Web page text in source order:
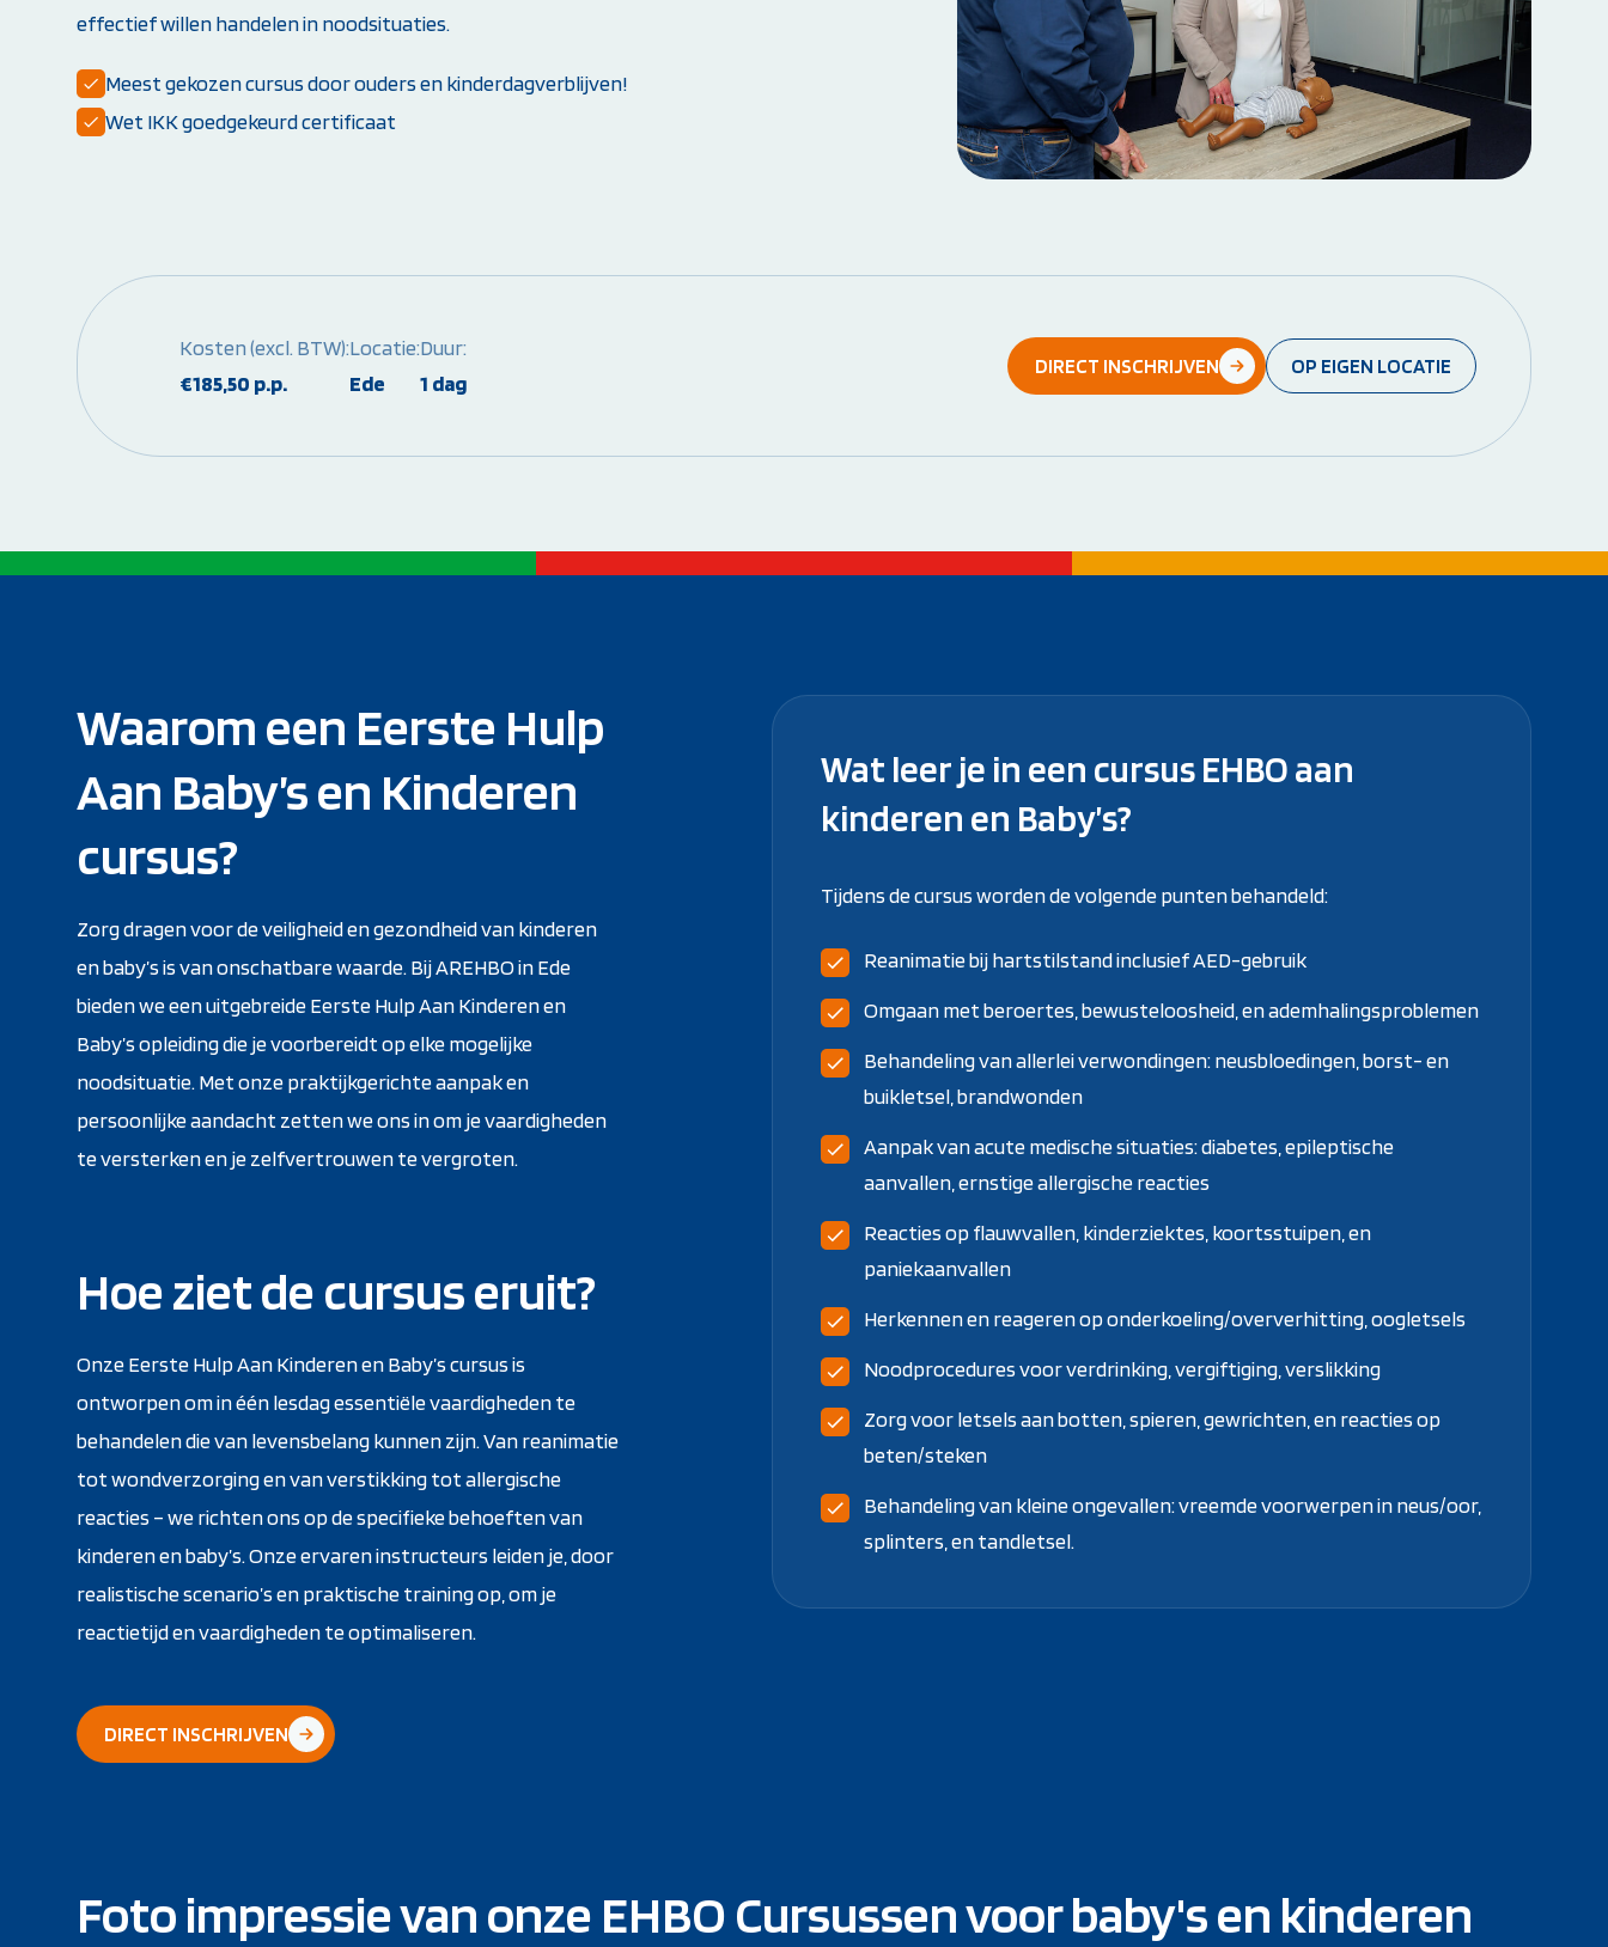
Opleiding PBLS-instructeur (NRR)
Bekijk alle instructeursopleidingen
effectief willen handelen in noodsituaties.
Meest gekozen cursus door ouders en kinderdagverblijven!
Wet IKK goedgekeurd certificaat
Kosten (excl. BTW):
€185,50 p.p.
Locatie:
Ede
Duur:
1 dag
DIRECT INSCHRIJVEN OP EIGEN LOCATIE
Waarom een Eerste Hulp
Aan Baby’s en Kinderen
cursus?
Zorg dragen voor de veiligheid en gezondheid van kinderen
en baby’s is van onschatbare waarde. Bij AREHBO in Ede
bieden we een uitgebreide Eerste Hulp Aan Kinderen en
Baby’s opleiding die je voorbereidt op elke mogelijke
noodsituatie. Met onze praktijkgerichte aanpak en
persoonlijke aandacht zetten we ons in om je vaardigheden
te versterken en je zelfvertrouwen te vergroten.
Hoe ziet de cursus eruit?
Onze Eerste Hulp Aan Kinderen en Baby’s cursus is
ontworpen om in één lesdag essentiële vaardigheden te
behandelen die van levensbelang kunnen zijn. Van reanimatie
tot wondverzorging en van verstikking tot allergische
reacties – we richten ons op de specifieke behoeften van
kinderen en baby’s. Onze ervaren instructeurs leiden je, door
realistische scenario’s en praktische training op, om je
reactietijd en vaardigheden te optimaliseren.
DIRECT INSCHRIJVEN
Wat leer je in een cursus EHBO aan
kinderen en Baby’s?
Tijdens de cursus worden de volgende punten behandeld:
Reanimatie bij hartstilstand inclusief AED-gebruik
Omgaan met beroertes, bewusteloosheid, en ademhalingsproblemen
Behandeling van allerlei verwondingen: neusbloedingen, borst- en
buikletsel, brandwonden
Aanpak van acute medische situaties: diabetes, epileptische
aanvallen, ernstige allergische reacties
Reacties op flauwvallen, kinderziektes, koortsstuipen, en
paniekaanvallen
Herkennen en reageren op onderkoeling/oververhitting, oogletsels
Noodprocedures voor verdrinking, vergiftiging, verslikking
Zorg voor letsels aan botten, spieren, gewrichten, en reacties op
beten/steken
Behandeling van kleine ongevallen: vreemde voorwerpen in neus/oor,
splinters, en tandletsel.
Foto impressie van onze EHBO Cursussen voor baby's en kinderen